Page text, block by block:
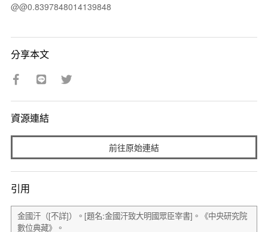
@@0.8397848014139848
分享本文
資源連結
前往原始連結
引用